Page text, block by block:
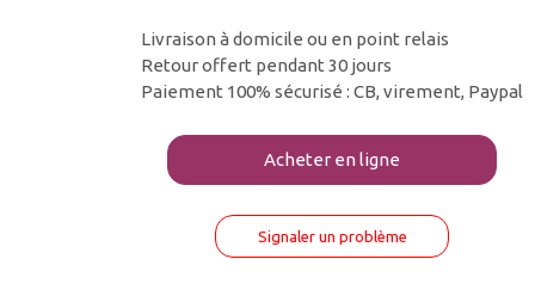
Livraison à domicile ou en point relais
Retour offert pendant 30 jours
Paiement 100% sécurisé : CB, virement, Paypal
Acheter en ligne
Signaler un problème